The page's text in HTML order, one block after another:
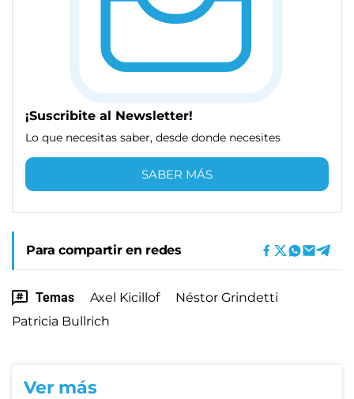
¡Suscribite al Newsletter!
Lo que necesitas saber, desde donde necesites
SABER MÁS
Para compartir en redes
Temas Axel Kicillof
Néstor Grindetti
Patricia Bullrich
Ver más